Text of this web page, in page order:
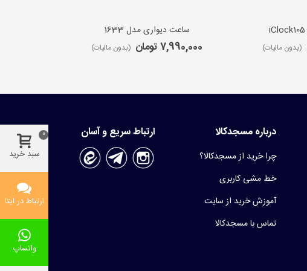
(بدون مالیات)
ساعت دیواری مدل 1633
7,990,000 تومان (بدون مالیات)
درباره مسجدکالا
چرا خرید از مسجدکالا؟
خط مشی کاربری
آموزش خرید از سایت
تماس با مسجدکالا
ارتباط سریع و آسان
سبد خرید
0
ارتباط در ایتا
واتساپ